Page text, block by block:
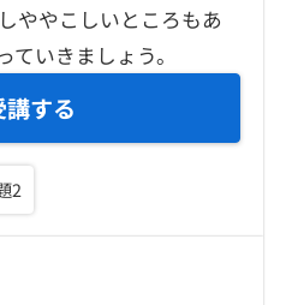
ややこしいところもあ
ていきましょう。
講する
2